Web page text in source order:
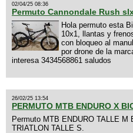
02/04/25 08:36
Permuto Cannondale Rush
Hola permuto esta
10x1, llantas y
con bloqueo al
por drone de la
interesa 3434568861 saludos
26/02/25 13:54
PERMUTO MTB ENDURO X
Permuto MTB ENDURO TALLE M
TRIATLON TALLE S.